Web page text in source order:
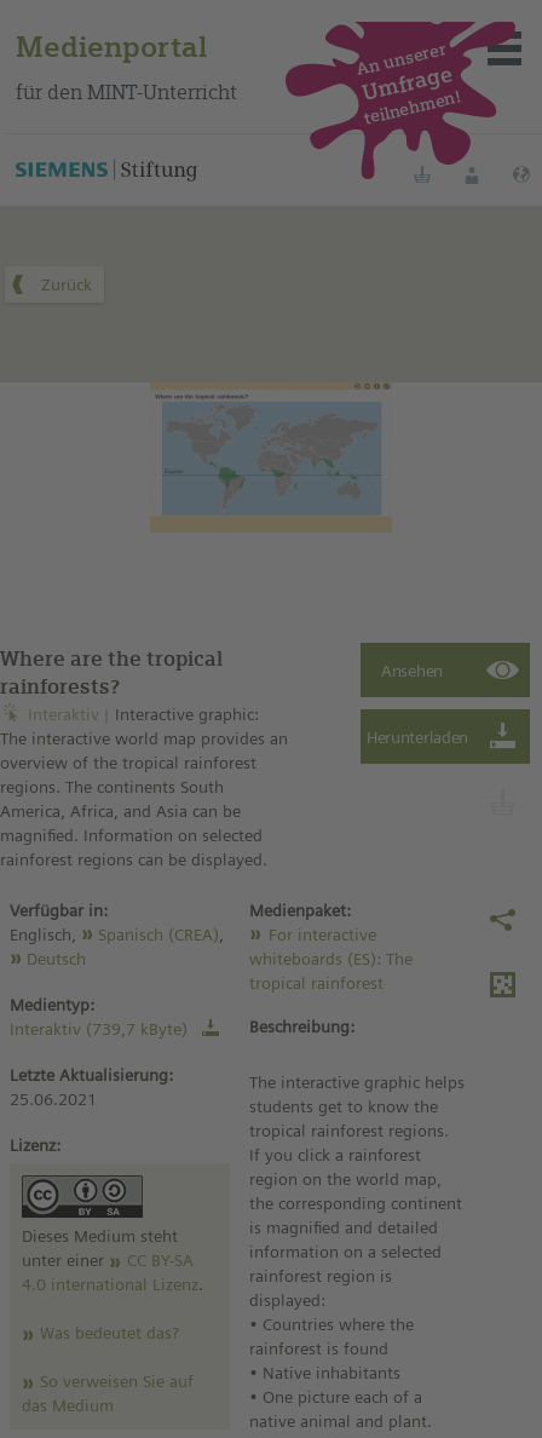
Medienportal
für den MINT-Unterricht
Über das Portal
Merklisten
An unserer
Umfrage
teilnehmen!
Where are the tropical
rainforests?
Interaktiv
Interactive graphic:
The interactive world map provides an
overview of the tropical rainforest
regions. The continents South
America, Africa, and Asia can be
magnified. Information on selected
rainforest regions can be displayed.
Verfügbar in:
Englisch,
Spanisch (CREA)
Deutsch
Medientyp:
Interaktiv (739,7 kByte)
Letzte Aktualisierung:
25.06.2021
Lizenz:
Dieses Medium steht
unter einer
CC BY-SA
4.0 international Lizenz.
Was bedeutet das?
So verweisen Sie auf
das Medium
Medienpaket:
For interactive
whiteboards (ES): The
tropical rainforest
Beschreibung:
The interactive graphic helps
students get to know the
tropical rainforest regions.
If you click a rainforest
region on the world map,
the corresponding continent
is magnified and detailed
information on a selected
rainforest region is
displayed:
• Countries where the
rainforest is found
• Native inhabitants
• One picture each of a
native animal and plant.
Dieses Medium finden Sie auf unserem spanischen